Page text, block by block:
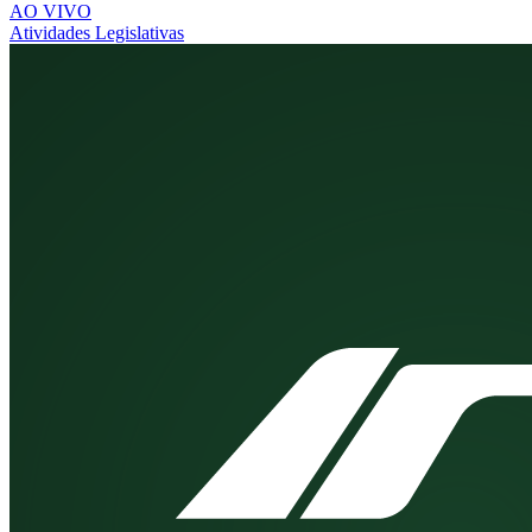
AO VIVO
Atividades Legislativas